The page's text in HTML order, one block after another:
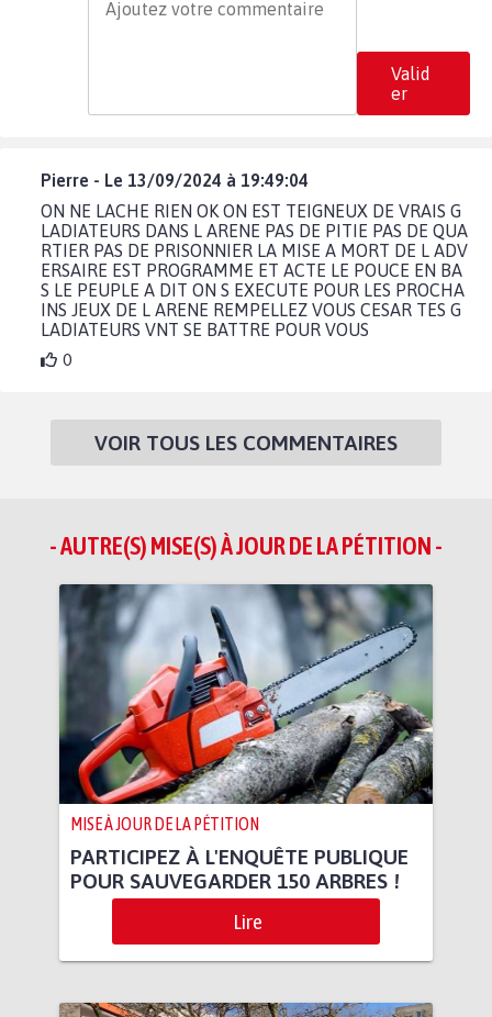
Valid
er
Pierre - Le 13/09/2024 à 19:49:04
ON NE LACHE RIEN OK ON EST TEIGNEUX DE VRAIS G
LADIATEURS DANS L ARENE PAS DE PITIE PAS DE QUA
RTIER PAS DE PRISONNIER LA MISE A MORT DE L ADV
ERSAIRE EST PROGRAMME ET ACTE LE POUCE EN BA
S LE PEUPLE A DIT ON S EXECUTE POUR LES PROCHA
INS JEUX DE L ARENE REMPELLEZ VOUS CESAR TES G
LADIATEURS VNT SE BATTRE POUR VOUS
0
VOIR TOUS LES COMMENTAIRES
- AUTRE(S) MISE(S) À JOUR DE LA PÉTITION -
MISE À JOUR DE LA PÉTITION
PARTICIPEZ À L'ENQUÊTE PUBLIQUE
POUR SAUVEGARDER 150 ARBRES !
Lire